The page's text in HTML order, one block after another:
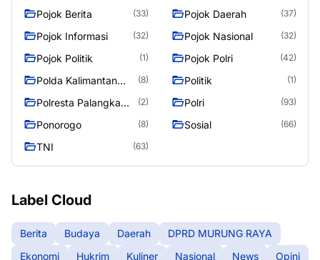
Pojok Berita (33) Pojok Daerah (37)
Pojok Informasi (32) Pojok Nasional (32)
Pojok Politik (1) Pojok Polri (42)
Polda Kalimantan
(8) Politik (1)
Polresta Palangka
(2) Polri (93)
Ponorogo (8) Sosial (66)
TNI (63)
Label Cloud
Berita Budaya Daerah
DPRD MURUNG RAYA
Ekonomi
Hukrim Kuliner Nasional News
Opini